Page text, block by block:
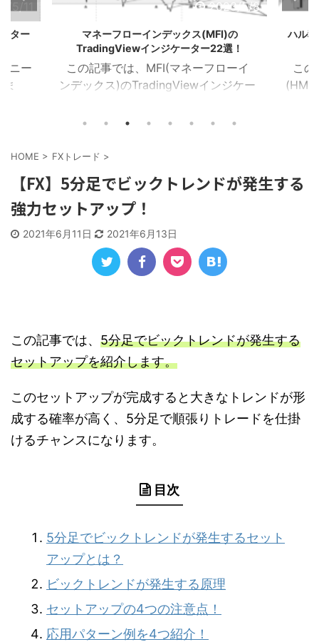
ター
ニー
ン サ
ケー
を表
ど
2023/5/8
マネーフローインデックス(MFI)の
TradingViewインジケーター22選！
この記事では、MFI(マネーフローイ
ンデックス)のTradingViewインジケー
フローインデックス MFIカラー マネー
ス MFIヒストグラム MFIトレンドライ
ックス MFIダイバージェンス MA＆MFI
シグナル 上位足MFI MFIボリンジャー
MFI 平滑化MFI １．マネーフローイン
デックス このインジケーターは、MFI
が買 ...
ハル
この
トレ
HOME > FXトレード >
【FX】5分足でビックトレンドが発生する
強力セットアップ！
2021年6月11日 2021年6月13日
この記事では、 5分足でビックトレンドが発生する
セットアップを紹介します。
このセットアップが完成すると大きなトレンドが形
成する確率が高く、5分足で順張りトレードを仕掛
けるチャンスになります。
目次
5分足でビックトレンドが発生するセット
アップとは？
ビックトレンドが発生する原理
セットアップの4つの注意点！
応用パターン例を4つ紹介！